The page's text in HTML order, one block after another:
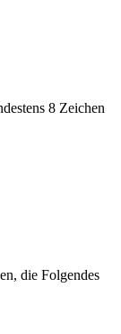
8 Zeichen
die Folgendes